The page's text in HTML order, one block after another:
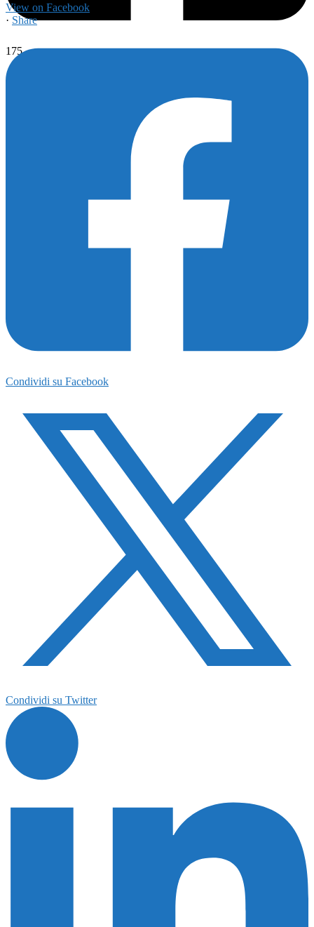
175
View on Facebook
· Share
Condividi su Facebook
Condividi su Twitter